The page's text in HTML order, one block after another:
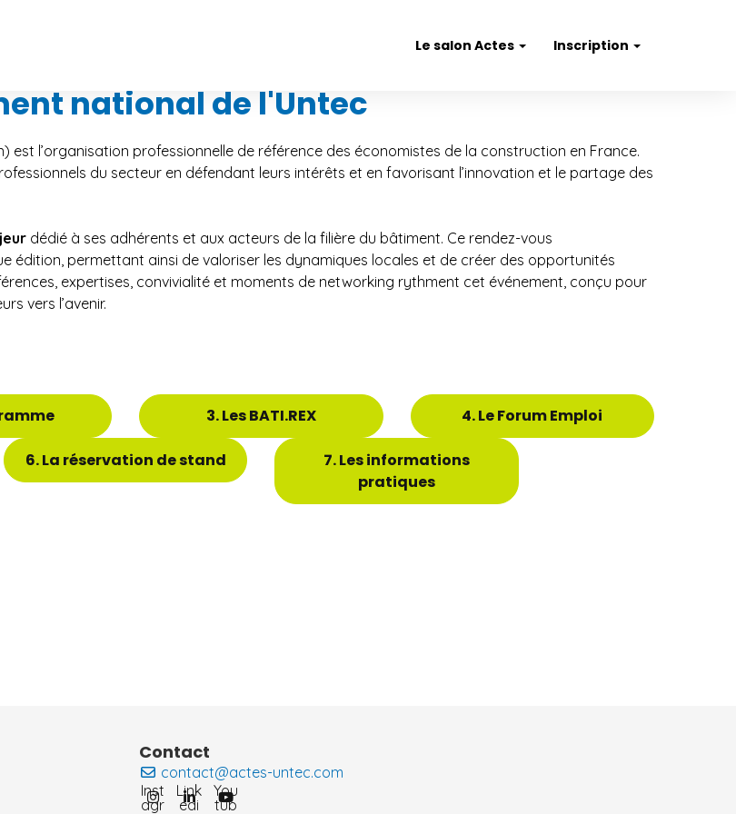
Le salon Actes Inscription
national de l'Untec
l’organisation professionnelle de référence des économistes de la construction en France.
du secteur en défendant leurs intérêts et en favorisant l’innovation et le partage des
dédié à ses adhérents et aux acteurs de la filière du bâtiment. Ce rendez-vous
édition, permettant ainsi de valoriser les dynamiques locales et de créer des opportunités
expertises, convivialité et moments de networking rythment cet événement, conçu pour
vers l’avenir.
3. Les BATI.REX 4. Le Forum Emploi
6. La réservation de stand
7. Les informations
pratiques
Contact
contact@actes-untec.com
Inst
agr
Link
edi
You
tub